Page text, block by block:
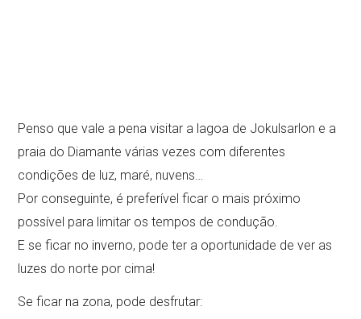
Penso que vale a pena visitar a lagoa de Jokulsarlon e a
praia do Diamante várias vezes com diferentes
condições de luz, maré, nuvens…
Por conseguinte, é preferível ficar o mais próximo
possível para limitar os tempos de condução.
E se ficar no inverno, pode ter a oportunidade de ver as
luzes do norte por cima!
Se ficar na zona, pode desfrutar: